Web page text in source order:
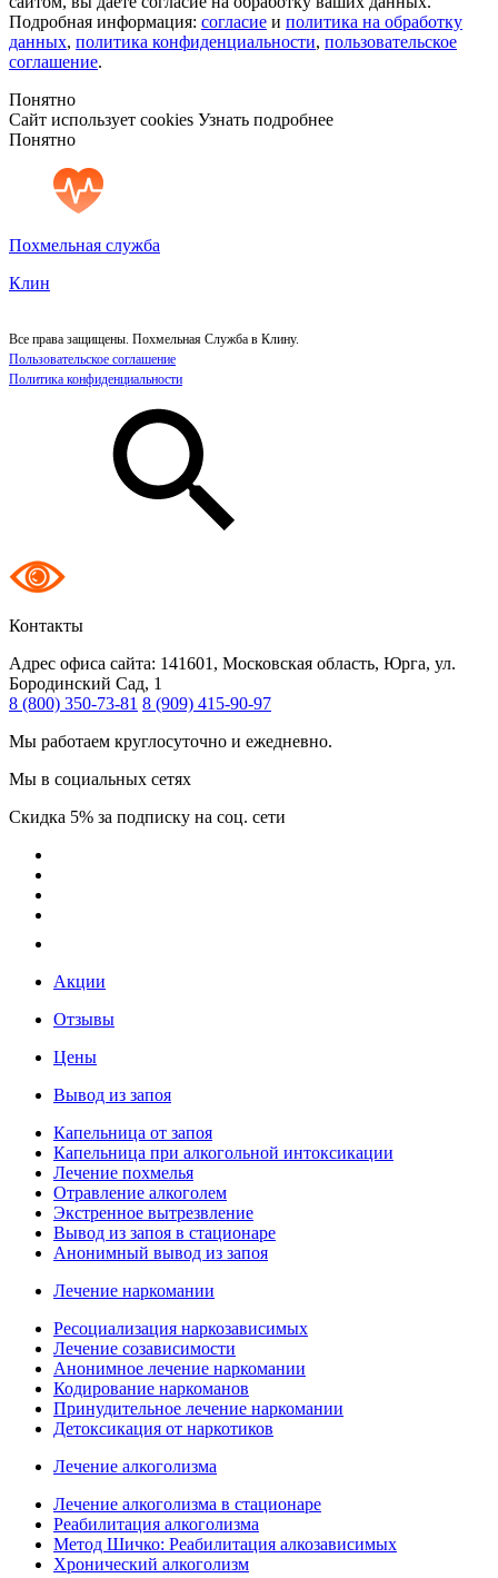
Подробная информация: согласие и политика на обработку
данных, политика конфиденциальности, пользовательское
соглашение.
Понятно
Сайт использует cookies Узнать подробнее
Понятно
Похмельная служба
Клин
Все права защищены. Похмельная Служба в Клину.
Пользовательское соглашение
Политика конфиденциальности
Контакты
Адрес офиса сайта: 141601, Московская область, Юрга, ул.
Бородинский Сад, 1
8 (800) 350-73-81 8 (909) 415-90-97
Мы работаем круглосуточно и ежедневно.
Мы в социальных сетях
Скидка 5% за подписку на соц. сети
Акции
Отзывы
Цены
Вывод из запоя
Капельница от запоя
Капельница при алкогольной интоксикации
Лечение похмелья
Отравление алкоголем
Экстренное вытрезвление
Вывод из запоя в стационаре
Анонимный вывод из запоя
Лечение наркомании
Ресоциализация наркозависимых
Лечение созависимости
Анонимное лечение наркомании
Кодирование наркоманов
Принудительное лечение наркомании
Детоксикация от наркотиков
Лечение алкоголизма
Лечение алкоголизма в стационаре
Реабилитация алкоголизма
Метод Шичко: Реабилитация алкозависимых
Хронический алкоголизм